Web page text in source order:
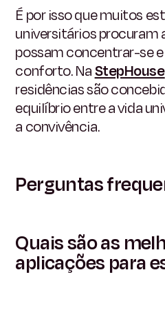
É por isso que muitos
universitários procuram
possam concentrar-se
conforto. NaStepHouse
residências são
equilíbrio entre a vida
a convivência.
Perguntas
Quais são as
aplicações para